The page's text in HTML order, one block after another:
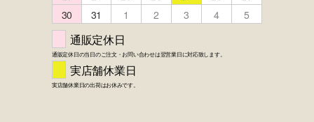
FACEBOOK instagram LINE